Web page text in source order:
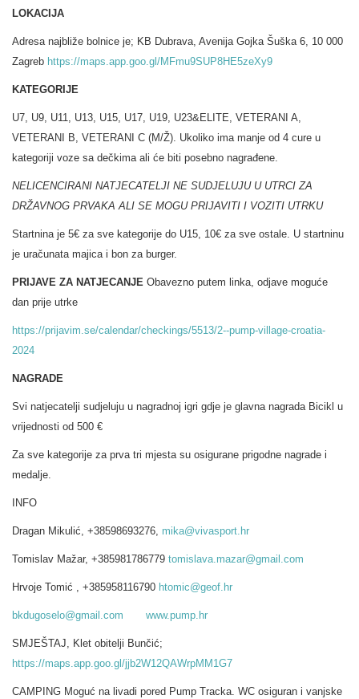
LOKACIJA
Adresa najbliže bolnice je; KB Dubrava, Avenija Gojka Šuška 6, 10 000
Zagreb https://maps.app.goo.gl/MFmu9SUP8HE5zeXy9
KATEGORIJE
U7, U9, U11, U13, U15, U17, U19, U23&ELITE, VETERANI A,
VETERANI B, VETERANI C (M/Ž). Ukoliko ima manje od 4 cure u
kategoriji voze sa dečkima ali će biti posebno nagrađene.
NELICENCIRANI NATJECATELJI NE SUDJELUJU U UTRCI ZA
DRŽAVNOG PRVAKA ALI SE MOGU PRIJAVITI I VOZITI UTRKU
Startnina je 5€ za sve kategorije do U15, 10€ za sve ostale. U startninu
je uračunata majica i bon za burger.
PRIJAVE ZA NATJECANJE Obavezno putem linka, odjave moguće
dan prije utrke
https://prijavim.se/calendar/checkings/5513/2--pump-village-croatia-
2024
NAGRADE
Svi natjecatelji sudjeluju u nagradnoj igri gdje je glavna nagrada Bicikl u
vrijednosti od 500 €
Za sve kategorije za prva tri mjesta su osigurane prigodne nagrade i
medalje.
INFO
Dragan Mikulić, +38598693276, mika@vivasport.hr
Tomislav Mažar, +385981786779 tomislava.mazar@gmail.com
Hrvoje Tomić , +385958116790 htomic@geof.hr
bkdugoselo@gmail.com www.pump.hr
SMJEŠTAJ, Klet obitelji Bunčić;
https://maps.app.goo.gl/jjb2W12QAWrpMM1G7
CAMPING Moguć na livadi pored Pump Tracka. WC osiguran i vanjske